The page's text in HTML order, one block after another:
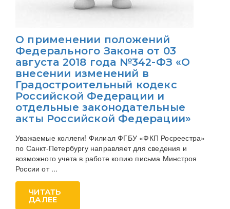
О применении положений
Федерального Закона от 03
августа 2018 года №342-ФЗ «О
внесении изменений в
Градостроительный кодекс
Российской Федерации и
отдельные законодательные
акты Российской Федерации»
Уважаемые коллеги! Филиал ФГБУ «ФКП Росреестра»
по Санкт-Петербургу направляет для сведения и
возможного учета в работе копию письма Минстроя
России от ...
ЧИТАТЬ
ДАЛЕЕ